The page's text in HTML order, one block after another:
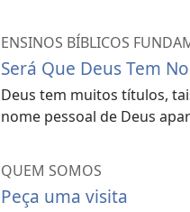
ENSINOS BÍBLICOS
Será Que Deus Tem
Deus tem muitos títulos,
nome pessoal de Deus
QUEM SOMOS
Peça uma visita